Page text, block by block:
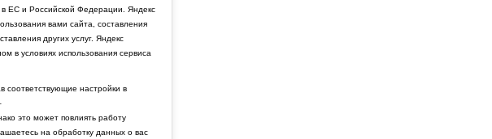
в ЕС и Российской Федерации. Яндекс
вами сайта, составления
других услуг. Яндекс
в условиях использования сервиса
соответствующие настройки в
это может повлиять работу
на обработку данных о вас